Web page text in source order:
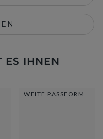
ES IHNEN
WEITE PASSFORM